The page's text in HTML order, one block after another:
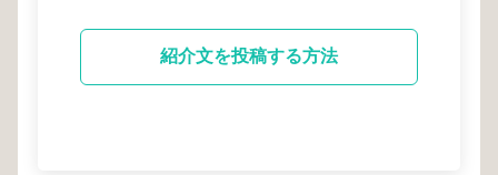
紹介文を投稿する方法